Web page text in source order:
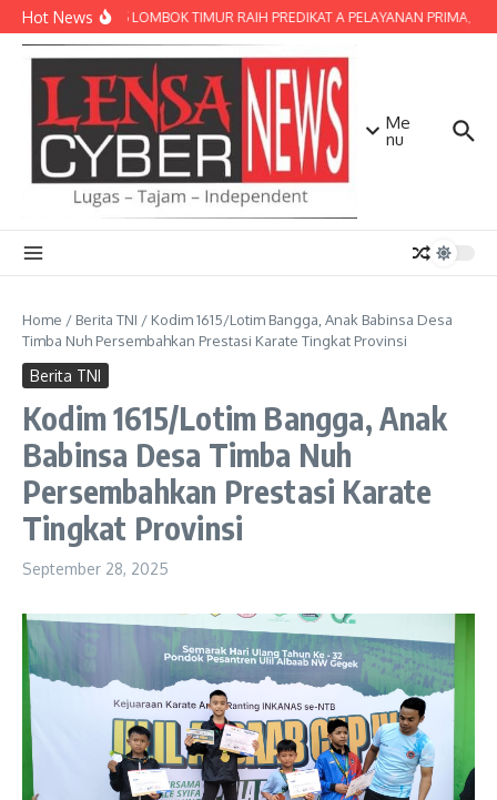
Lewati ke konten
Hot NewsPOLRES LOMBOK TIMUR RAIH PREDIKAT A PELAYANAN PRIMA,
Me
nu
Home / Berita TNI / Kodim 1615/Lotim Bangga, Anak Babinsa Desa
Timba Nuh Persembahkan Prestasi Karate Tingkat Provinsi
Berita TNI
Kodim 1615/Lotim Bangga, Anak
Babinsa Desa Timba Nuh
Persembahkan Prestasi Karate
Tingkat Provinsi
September 28, 2025